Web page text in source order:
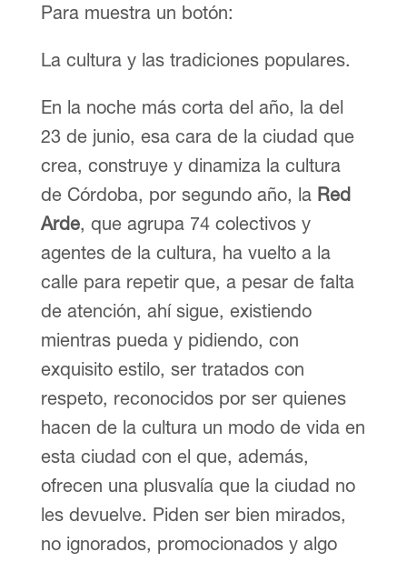
Para muestra un botón:
La cultura y las tradiciones populares.
En la noche más corta del año, la del
23 de junio, esa cara de la ciudad que
crea, construye y dinamiza la cultura
de Córdoba, por segundo año, laRed
Arde, que agrupa 74 colectivos y
agentes de la cultura, ha vuelto a la
calle para repetir que, a pesar de falta
de atención, ahí sigue, existiendo
mientras pueda y pidiendo, con
exquisito estilo, ser tratados con
respeto, reconocidos por ser quienes
hacen de la cultura un modo de vida en
esta ciudad con el que, además,
ofrecen una plusvalía que la ciudad no
les devuelve. Piden ser bien mirados,
no ignorados, promocionados y algo